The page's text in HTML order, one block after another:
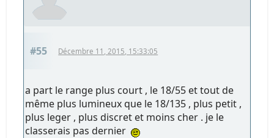
#55 Décembre 11, 2015, 15:33:05
a part le range plus court , le 18/55 et tout de
même plus lumineux que le 18/135 , plus petit ,
plus leger , plus discret et moins cher . je le
classerais pas dernier